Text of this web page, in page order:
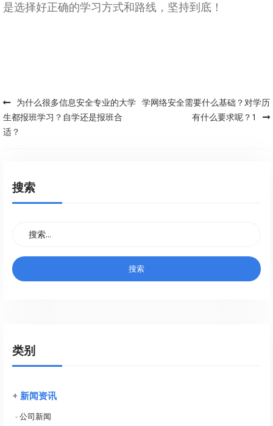
是选择好正确的学习方式和路线，坚持到底！
Post navigation
为什么很多信息安全专业的大学
生都报班学习？自学还是报班合
适？
学网络安全需要什么基础？对学历
有什么要求呢？1
搜索
类别
+ 新闻资讯
-公司新闻